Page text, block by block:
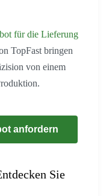
für die Lieferung
TopFast bringen
von einem
anfordern
Sie